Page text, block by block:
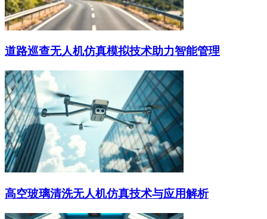
道路巡查无人机仿真模拟技术助力智能管理
高空玻璃清洗无人机仿真技术与应用解析